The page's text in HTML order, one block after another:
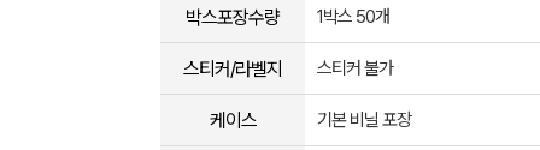
박스포장수량 1박스 50개
스티커/라벨지 스티커 불가
케이스 기본 비닐 포장